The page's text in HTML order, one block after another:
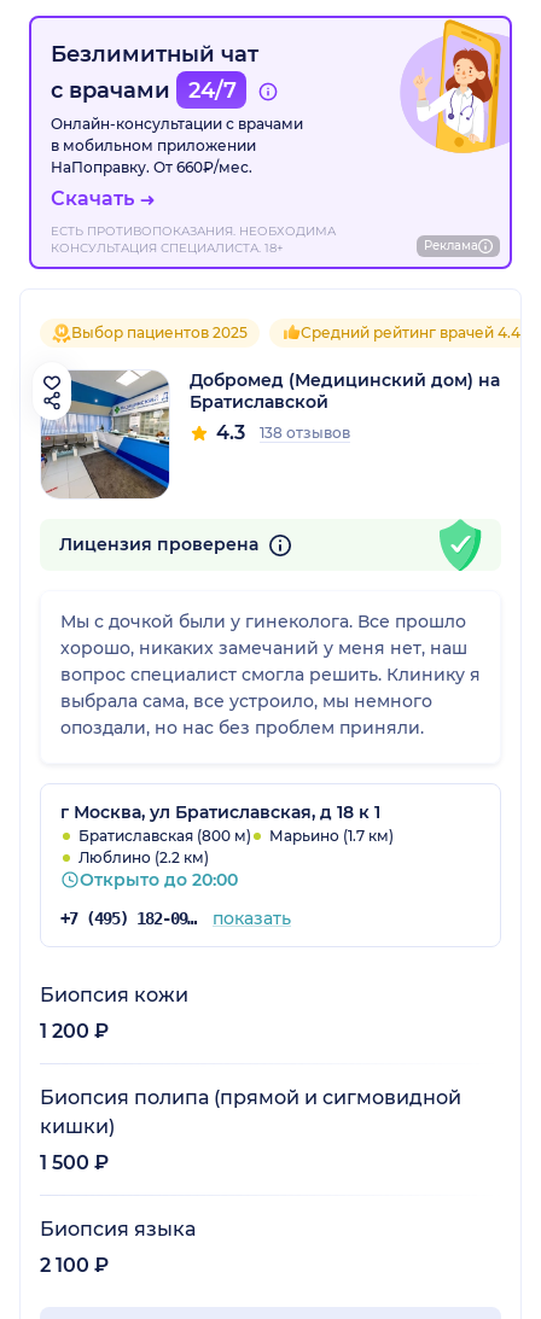
Безлимитный чат
с врачами
24/7
Онлайн-консультации с врачами
в мобильном приложении
НаПоправку. От 660₽/мес.
Скачать
ЕСТЬ ПРОТИВОПОКАЗАНИЯ. НЕОБХОДИМА
КОНСУЛЬТАЦИЯ СПЕЦИАЛИСТА. 18+
Реклама
Выбор пациентов 2025 Средний рейтинг врачей 4.4
Добромед (Медицинский дом) на
Братиславской
4.3 138 отзывов
Лицензия проверена
Мы с дочкой были у гинеколога. Все прошло
хорошо, никаких замечаний у меня нет, наш
вопрос специалист смогла решить. Клинику я
выбрала сама, все устроило, мы немного
опоздали, но нас без проблем приняли.
г Москва, ул Братиславская, д 18 к 1
Братиславская (800 м)
Марьино (1.7 км)
Люблино (2.2 км)
Открыто до 20:00
+7 (495) 182-09-71 показать
Биопсия кожи
1 200 ₽
Биопсия полипа (прямой и сигмовидной
кишки)
1 500 ₽
Биопсия языка
2 100 ₽